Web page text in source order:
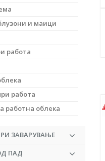
и маици
работа
работа
работна облека
ЗАВАРУВАЊЕ
ПАД